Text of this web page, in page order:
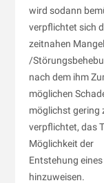
wird sodann
verpflichtet sich
zeitnahen
/
nach dem ihm
möglichen
möglichst gering
verpflichtet, das
Möglichkeit der
Entstehung
hinzuweisen.